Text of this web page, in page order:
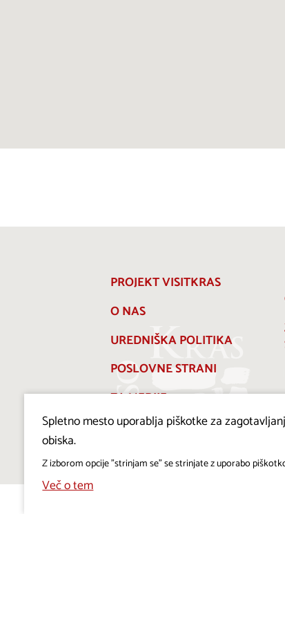
PROJEKT VISITKRAS
O NAS
UREDNIŠKA POLITIKA
POSLOVNE STRANI
ZA MEDIJE
PRAVILNIK O PIŠKOTKIH
Spletno mesto uporablja piškotke za
obiska.
Z izborom opcije "strinjam se" se strinjate z uporabo
Več o tem